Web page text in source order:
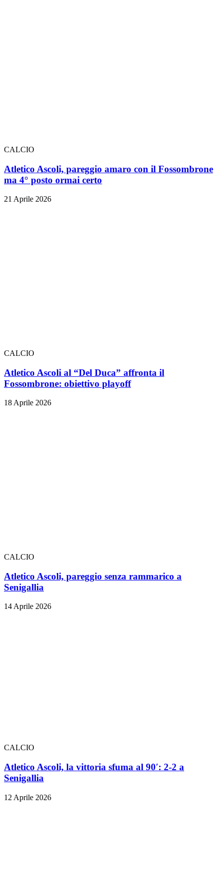
CALCIO
Atletico Ascoli, pareggio amaro con il Fossombrone
ma 4° posto ormai certo
21 Aprile 2026
CALCIO
Atletico Ascoli al “Del Duca” affronta il
Fossombrone: obiettivo playoff
18 Aprile 2026
CALCIO
Atletico Ascoli, pareggio senza rammarico a
Senigallia
14 Aprile 2026
CALCIO
Atletico Ascoli, la vittoria sfuma al 90′: 2-2 a
Senigallia
12 Aprile 2026